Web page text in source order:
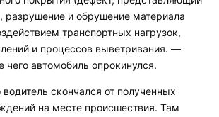
разрушение и обрушение материала
транспортных нагрузок,
и процессов выветривания. —
чего автомобиль опрокинулся.
скончался от полученных
на месте происшествия. Там